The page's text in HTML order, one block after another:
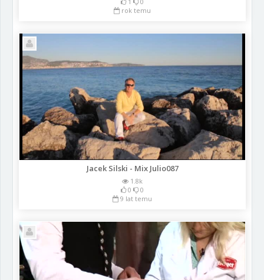
rok temu
Jacek Silski - Mix Julio087
1.8k
0
0
9 lat temu